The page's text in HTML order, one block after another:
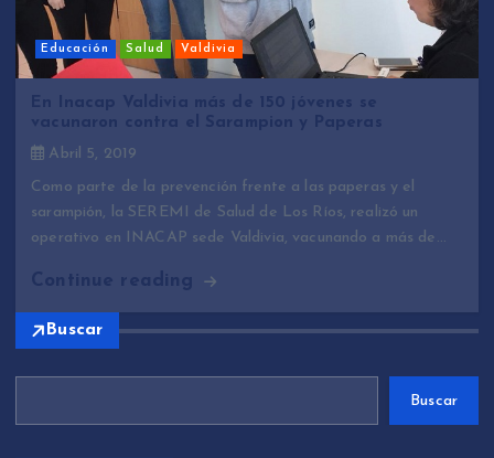
Educación Salud Valdivia
En Inacap Valdivia más de 150 jóvenes se
vacunaron contra el Sarampion y Paperas
Abril 5, 2019
Como parte de la prevención frente a las paperas y el
sarampión, la SEREMI de Salud de Los Ríos, realizó un
operativo en INACAP sede Valdivia, vacunando a más de…
Continue reading
Buscar
Buscar